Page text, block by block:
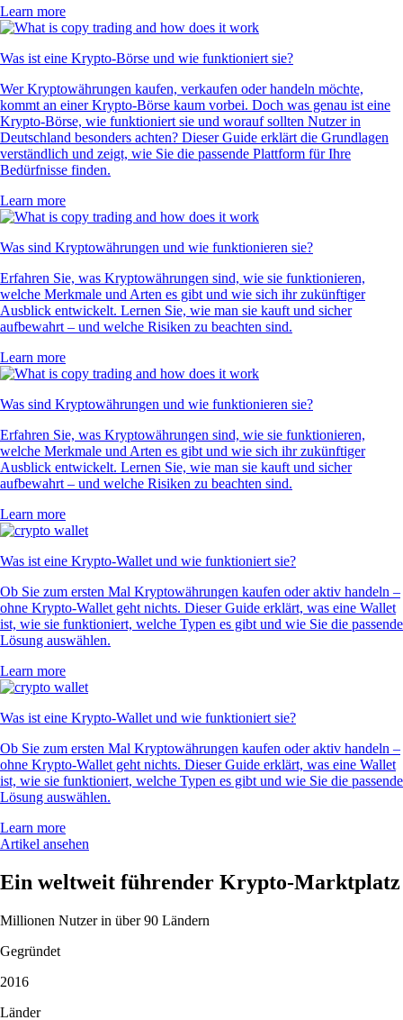
Learn more
Was ist eine Krypto-Börse und wie funktioniert sie?
Wer Kryptowährungen kaufen, verkaufen oder handeln möchte,
kommt an einer Krypto-Börse kaum vorbei. Doch was genau ist eine
Krypto-Börse, wie funktioniert sie und worauf sollten Nutzer in
Deutschland besonders achten? Dieser Guide erklärt die Grundlagen
verständlich und zeigt, wie Sie die passende Plattform für Ihre
Bedürfnisse finden.
Learn more
Was sind Kryptowährungen und wie funktionieren sie?
Erfahren Sie, was Kryptowährungen sind, wie sie funktionieren,
welche Merkmale und Arten es gibt und wie sich ihr zukünftiger
Ausblick entwickelt. Lernen Sie, wie man sie kauft und sicher
aufbewahrt – und welche Risiken zu beachten sind.
Learn more
Was sind Kryptowährungen und wie funktionieren sie?
Erfahren Sie, was Kryptowährungen sind, wie sie funktionieren,
welche Merkmale und Arten es gibt und wie sich ihr zukünftiger
Ausblick entwickelt. Lernen Sie, wie man sie kauft und sicher
aufbewahrt – und welche Risiken zu beachten sind.
Learn more
Was ist eine Krypto-Wallet und wie funktioniert sie?
Ob Sie zum ersten Mal Kryptowährungen kaufen oder aktiv handeln –
ohne Krypto-Wallet geht nichts. Dieser Guide erklärt, was eine Wallet
ist, wie sie funktioniert, welche Typen es gibt und wie Sie die passende
Lösung auswählen.
Learn more
Was ist eine Krypto-Wallet und wie funktioniert sie?
Ob Sie zum ersten Mal Kryptowährungen kaufen oder aktiv handeln –
ohne Krypto-Wallet geht nichts. Dieser Guide erklärt, was eine Wallet
ist, wie sie funktioniert, welche Typen es gibt und wie Sie die passende
Lösung auswählen.
Learn more
Artikel ansehen
Ein weltweit führender Krypto-Marktplatz
Millionen Nutzer in über 90 Ländern
Gegründet
2016
Länder